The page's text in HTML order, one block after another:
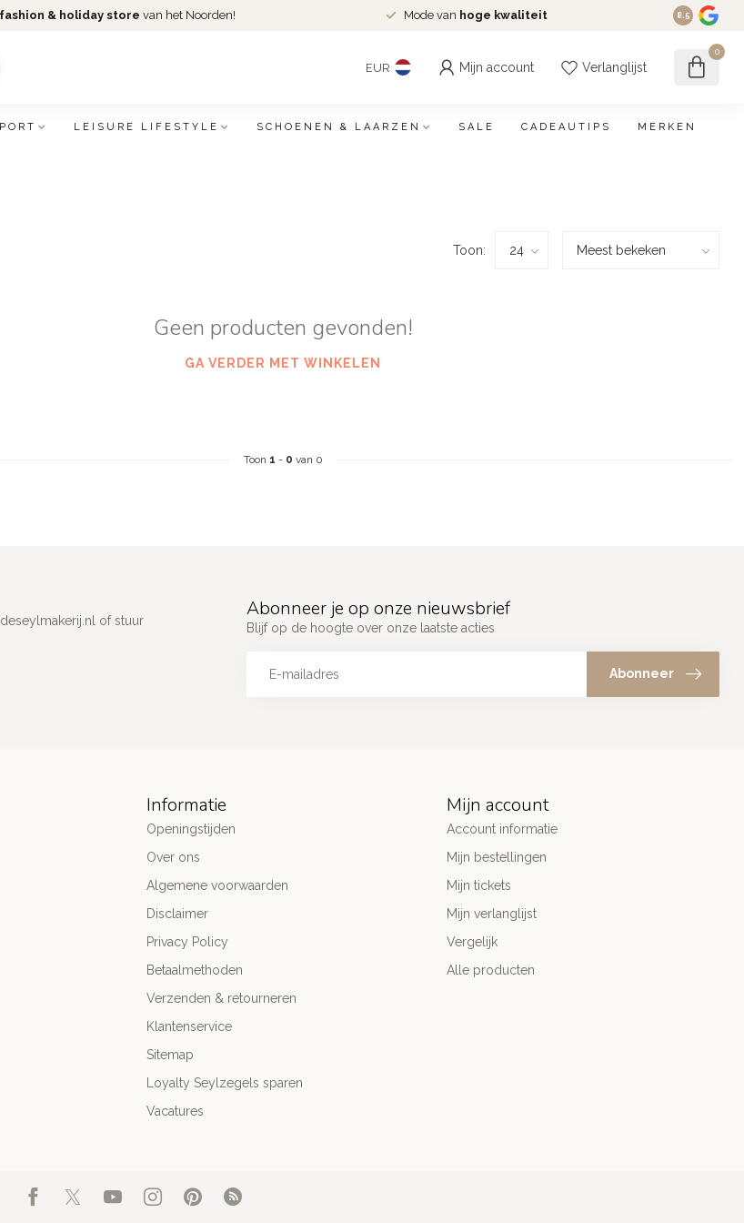
fashion & holiday store van het Noorden! Mode van hoge kwaliteit 8.5
EUR Mijn account Verlanglijst
0
LEISURE LIFESTYLE SCHOENEN & LAARZEN SALE CADEAUTIPS MERKEN
Toon:
Geen producten gevonden!
GA VERDER MET WINKELEN
Toon 1 - 0 van 0
of stuur
Abonneer je op onze nieuwsbrief
Blijf op de hoogte over onze laatste acties
Abonneer
Informatie
Openingstijden
Over ons
Algemene voorwaarden
Disclaimer
Privacy Policy
Betaalmethoden
Verzenden & retourneren
Klantenservice
Sitemap
Loyalty Seylzegels sparen
Vacatures
Mijn account
Account informatie
Mijn bestellingen
Mijn tickets
Mijn verlanglijst
Vergelijk
Alle producten